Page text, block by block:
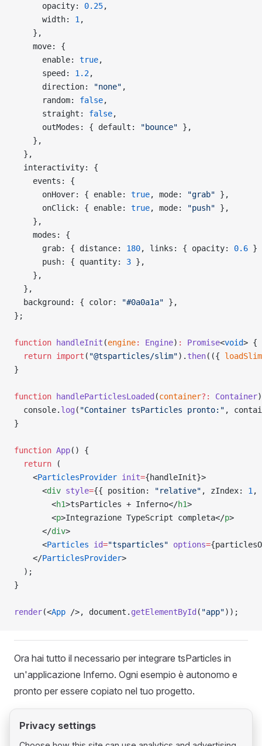
      opacity:
0.25,
      width:
1 ,
    },
    move: {
      enable:
true,
      speed:
1.2,
      direction:
"none" ,
      random:
false,
      straight:
false,
      outModes: { default:
"bounce" },
    },
  },
  interactivity: {
    events: {
      onHover: { enable:
true, mode: "grab" },
      onClick: { enable:
true, mode: "push" },
    },
    modes: {
      grab: { distance:
180, links: { opacity: 0.6 }
      push: { quantity:
3 },
    },
  },
  background: { color:
"#0a0a1a" },
};
function handleInit (engine: Engine) : Promise<void> {
  return
import ( "@tsparticles/slim"). then(({ loadSlim
}
function handleParticlesLoaded (container?: Container)
  console.
log ( "Container tsParticles pronto:" ,
}
function App() {
  return
(
    <
ParticlesProvider init={handleInit}>
      <
div style={{ position: "relative" , zIndex: 1 ,
        <
h1>tsParticles + Inferno</h1>
        <
p>Integrazione TypeScript completa</p>
      </
div>
      <
Particles id="tsparticles" options=
    </
ParticlesProvider>
  );
}
render(<App />, document. getElementById ( "app"));
Ora hai tutto il necessario per integrare tsParticles in
un'applicazione Inferno. Ogni esempio è autonomo e
pronto per essere copiato nel tuo progetto.
Privacy settings